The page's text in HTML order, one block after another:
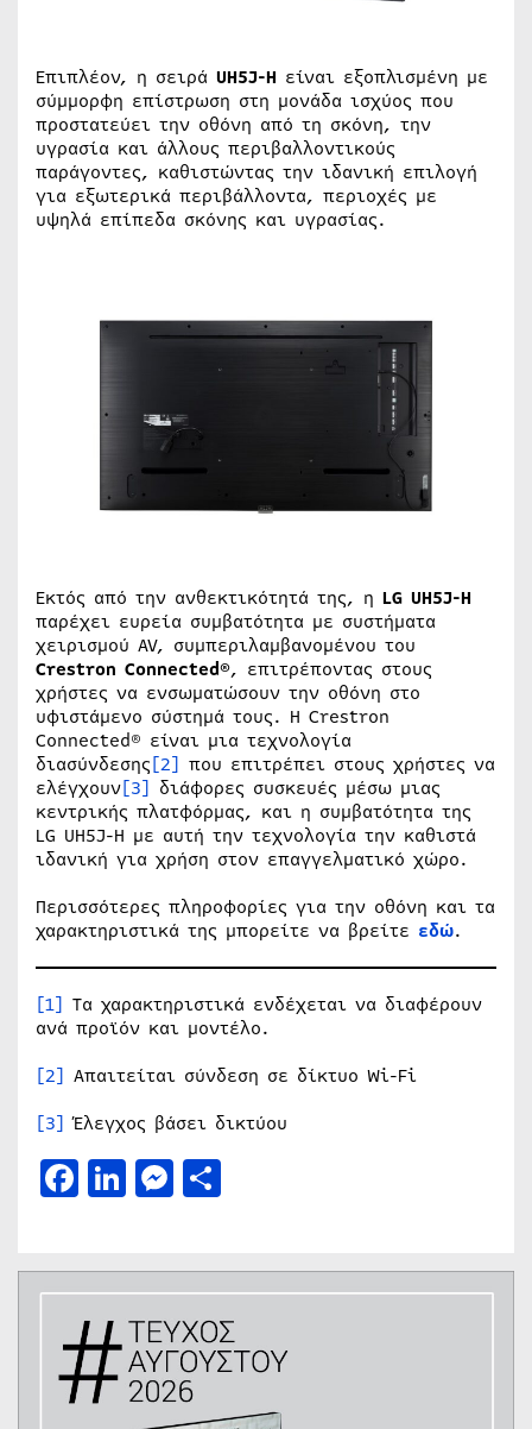
Επιπλέον, η σειρά UH5J-H είναι εξοπλισμένη με
σύμμορφη επίστρωση στη μονάδα ισχύος που
προστατεύει την οθόνη από τη σκόνη, την
υγρασία και άλλους περιβαλλοντικούς
παράγοντες, καθιστώντας την ιδανική επιλογή
για εξωτερικά περιβάλλοντα, περιοχές με
υψηλά επίπεδα σκόνης και υγρασίας.
Εκτός από την ανθεκτικότητά της, η LG UH5J-H
παρέχει ευρεία συμβατότητα με συστήματα
χειρισμού AV, συμπεριλαμβανομένου του
Crestron Connected®, επιτρέποντας στους
χρήστες να ενσωματώσουν την οθόνη στο
υφιστάμενο σύστημά τους. Η Crestron
Connected® είναι μια τεχνολογία
διασύνδεσης[2] που επιτρέπει στους χρήστες να
ελέγχουν[3] διάφορες συσκευές μέσω μιας
κεντρικής πλατφόρμας, και η συμβατότητα της
LG UH5J-H με αυτή την τεχνολογία την καθιστά
ιδανική για χρήση στον επαγγελματικό χώρο.
Περισσότερες πληροφορίες για την οθόνη και τα
χαρακτηριστικά της μπορείτε να βρείτε εδώ.
[1] Τα χαρακτηριστικά ενδέχεται να διαφέρουν
ανά προϊόν και μοντέλο.
[2] Απαιτείται σύνδεση σε δίκτυο Wi-Fi
[3] Έλεγχος βάσει δικτύου
Facebook
LinkedIn
Messenger